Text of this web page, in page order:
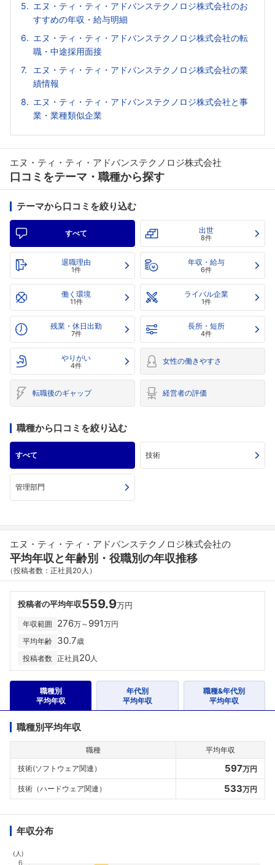
エヌ・ティ・ティ・アドバンステクノロジ株式会社のお
すすめの年収・給与明細
エヌ・ティ・ティ・アドバンステクノロジ株式会社の転
職・中途採用面接
エヌ・ティ・ティ・アドバンステクノロジ株式会社の業
績情報
エヌ・ティ・ティ・アドバンステクノロジ株式会社と事
業・業種類似企業
エヌ・ティ・ティ・アドバンステクノロジ株式会社
口コミをテーマ・職種から探す
テーマから口コミを絞り込む
すべて 出世
8件
退職理由
1件
年収・給与
6件
働く環境
11件
ライバル企業
1件
残業・休日出勤
7件
長所・短所
4件
やりがい
4件 女性の働きやすさ
転職後のギャップ 経営者の評価
職種から口コミを絞り込む
すべて 技術
管理部門
エヌ・ティ・ティ・アドバンステクノロジ株式会社の
平均年収と年齢別・役職別の年収推移
（投稿者数：正社員20人）
投稿者の平均年収559.9万円
年収範囲 276万～ 991万円
平均年齢 30.7歳
投稿者数 正社員20人
職種別
平均年収
年代別
平均年収
職種&年代別
平均年収
職種別平均年収
職種
平均年収
技術(ソフトウェア関連）
597万円
技術（ハードウェア関連） 533万円
年収分布
(人)